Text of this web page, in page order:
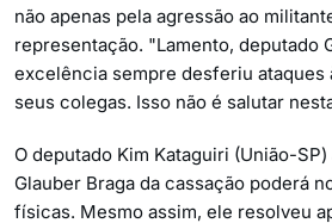
não apenas pela agressão ao
representação. "Lamento, deputado
excelência sempre desferiu ataques
seus colegas. Isso não é salutar
O deputado Kim Kataguiri (União-
Glauber Braga da cassação poderá
físicas. Mesmo assim, ele resolveu